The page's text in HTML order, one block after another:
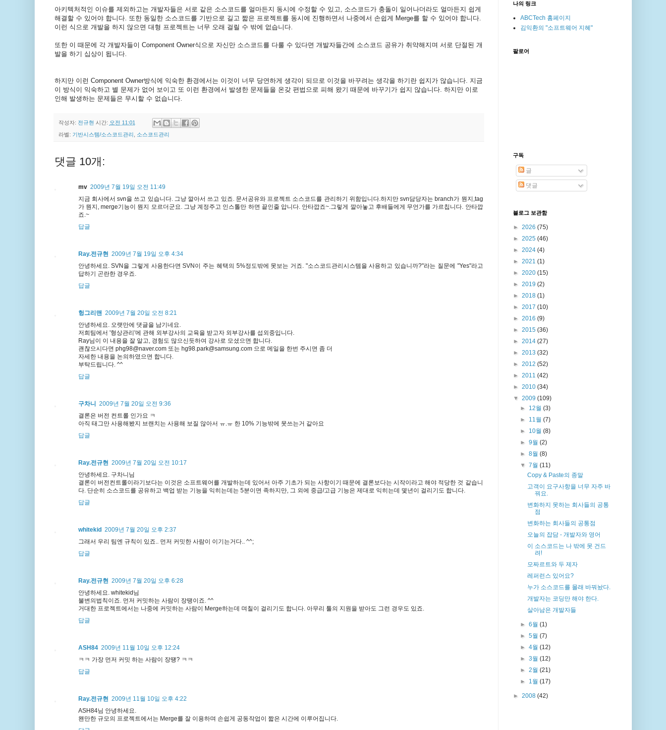
아키텍처적인 이슈를 제외하고는 개발자들은 서로 같은 소스코드를 얼마든지 동시에 수정할 수 있고, 소스코드가 충돌이 일어나더라도 얼마든지 쉽게
해결할 수 있어야 합니다. 또한 동일한 소스코드를 기반으로 길고 짧은 프로젝트를 동시에 진행하면서 나중에서 손쉽게 Merge를 할 수 있어야 합니다.
이런 식으로 개발을 하지 않으면 대형 프로젝트는 너무 오래 걸릴 수 밖에 없습니다.
또한 이 때문에 각 개발자들이 Component Owner식으로 자신만 소스코드를 다룰 수 있다면 개발자들간에 소스코드 공유가 취약해지며 서로 단절된 개
발을 하기 십상이 됩니다.
하지만 이런 Component Owner방식에 익숙한 환경에서는 이것이 너무 당연하게 생각이 되므로 이것을 바꾸려는 생각을 하기란 쉽지가 않습니다. 지금
이 방식이 익숙하고 별 문제가 없어 보이고 또 이런 환경에서 발생한 문제들을 온갖 편법으로 피해 왔기 때문에 바꾸기가 쉽지 않습니다. 하지만 이로
인해 발생하는 문제들은 무시할 수 없습니다.
작성자: 전규현 시간: 오전 11:01
라벨: 기반시스템/소스코드관리 , 소스코드관리
댓글 10개:
mv 2009년 7월 19일 오전 11:49
지금 회사에서 svn을 쓰고 있습니다. 그냥 깔아서 쓰고 있죠. 문서공유와 프로젝트 소스코드를 관리하기 위함입니다.하지만 svn담당자는 branch가 뭔지,tag
가 뭔지, merge기능이 뭔지 모르더군요. 그냥 계정주고 인스톨만 하면 끝인줄 압니다. 안타깝죠~.그렇게 깔아놓고 후배들에게 무언가를 가르칩니다. 안타깝
죠.~
답글
Ray.전규현 2009년 7월 19일 오후 4:34
안녕하세요. SVN을 그렇게 사용한다면 SVN이 주는 혜택의 5%정도밖에 못보는 거죠. "소스코드관리시스템을 사용하고 있습니까?"라는 질문에 "Yes"라고
답하기 곤란한 경우죠.
답글
헝그리맨 2009년 7월 20일 오전 8:21
안녕하세요. 오랫만에 댓글을 남기네요.
저희팀에서 '형상관리'에 관해 외부강사의 교육을 받고자 외부강사를 섭외중입니다.
Ray님이 이 내용을 잘 알고, 경험도 많으신듯하여 강사로 모셨으면 합니다.
괜찮으시다면 phg98@naver.com또는 hg98.park@samsung.com으로 메일을 한번 주시면 좀 더
자세한 내용을 논의하였으면 합니다.
부탁드립니다. ^^
답글
구차니
2009년 7월 20일 오전 9:36
결론은 버전 컨트롤 인가요 ㅋ
아직 태그만 사용해봤지 브랜치는 사용해 보질 않아서 ㅠ.ㅠ 한 10% 기능밖에 못쓰는거 같아요
답글
Ray.전규현 2009년 7월 20일 오전 10:17
안녕하세요. 구차니님
결론이 버전컨트롤이라기보다는 이것은 소프트웨어를 개발하는데 있어서 아주 기초가 되는 사항이기 때문에 결론보다는 시작이라고 해야 적당한 것 같습니
다. 단순히 소스코드를 공유하고 백업 받는 기능을 익히는데는 5분이면 족하지만, 그 외에 중급/고급 기능은 제대로 익히는데 몇년이 걸리기도 합니다.
답글
whitekid 2009년 7월 20일 오후 2:37
그래서 우리 팀엔 규칙이 있죠.. 먼저 커밋한 사람이 이기는거다.. ^^;
답글
Ray.전규현 2009년 7월 20일 오후 6:28
안녕하세요. whitekid님
불변의법칙이죠. 먼저 커밋하는 사람이 장땡이죠. ^^
거대한 프로젝트에서는 나중에 커밋하는 사람이 Merge하는데 며칠이 걸리기도 합니다. 아무리 툴의 지원을 받아도 그런 경우도 있죠.
답글
ASH84 2009년 11월 10일 오후 12:24
ㅋㅋ 가장 먼저 커밋 하는 사람이 장떙? ㅋㅋ
답글
Ray.전규현 2009년 11월 10일 오후 4:22
ASH84님 안녕하세요.
왠만한 규모의 프로젝트에서는 Merge를 잘 이용하며 손쉽게 공동작업이 짧은 시간에 이루어집니다.
나의 링크
ABCTech 홈페이지
김익환의 "소프트웨어 지혜"
팔로어
구독
글
댓글
블로그 보관함
► 2026 (75)
► 2025 (46)
► 2024 (4)
► 2021 (1)
► 2020 (15)
► 2019 (2)
► 2018 (1)
► 2017 (10)
► 2016 (9)
► 2015 (36)
► 2014 (27)
► 2013 (32)
► 2012 (52)
► 2011 (42)
► 2010 (34)
▼ 2009 (109)
► 12월 (3)
► 11월 (7)
► 10월 (8)
► 9월 (2)
► 8월 (8)
▼ 7월 (11)
Copy & Paste의 종말
고객이 요구사항을 너무 자주 바
꿔요.
변화하지 못하는 회사들의 공통
점
변화하는 회사들의 공통점
오늘의 잡담 - 개발자와 영어
이 소스코드는 나 밖에 못 건드
려!
모짜르트와 두 제자
레퍼런스 있어요?
누가 소스코드를 몰래 바꿔놨다.
개발자는 코딩만 해야 한다.
살아남은 개발자들
► 6월 (1)
► 5월 (7)
► 4월 (12)
► 3월 (12)
► 2월 (21)
► 1월 (17)
► 2008 (42)